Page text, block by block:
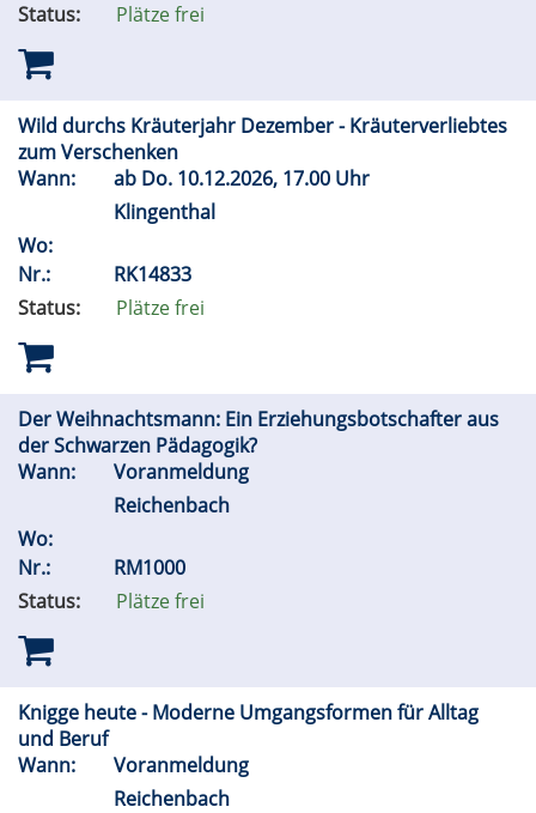
Status:
Plätze frei
Wild durchs Kräuterjahr Dezember - Kräuterverliebtes
zum Verschenken
Wann:
ab Do. 10.12.2026, 17.00 Uhr
Klingenthal
Wo:
Nr.:
RK14833
Status:
Plätze frei
Der Weihnachtsmann: Ein Erziehungsbotschafter aus
der Schwarzen Pädagogik?
Wann:
Voranmeldung
Reichenbach
Wo:
Nr.:
RM1000
Status:
Plätze frei
Knigge heute - Moderne Umgangsformen für Alltag
und Beruf
Wann:
Voranmeldung
Reichenbach